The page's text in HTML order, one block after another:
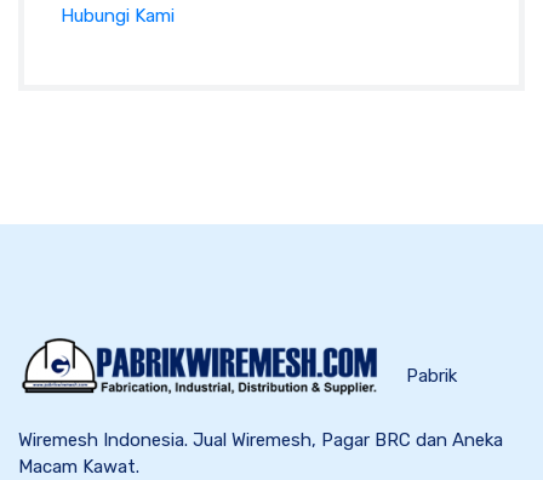
Hubungi Kami
Pabrik
Wiremesh Indonesia. Jual Wiremesh, Pagar BRC dan Aneka
Macam Kawat.